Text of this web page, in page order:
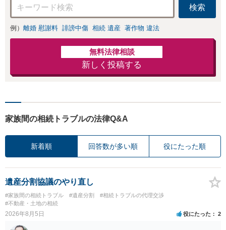
検索
例） 離婚 慰謝料 誹謗中傷 相続 遺産 著作物 違法
無料法律相談
新しく投稿する
家族間の相続トラブルの法律Q&A
新着順 回答数が多い順 役にたった順
遺産分割協議のやり直し
#家族間の相続トラブル #遺産分割
#相続トラブルの代理交渉
#不動産・土地の相続
2026年8月5日 役にたった 2